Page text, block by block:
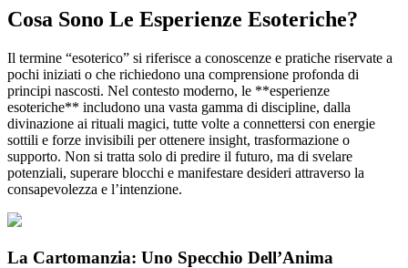
Cosa Sono Le Esperienze Esoteriche?
Il termine “esoterico” si riferisce a conoscenze e pratiche riservate a
pochi iniziati o che richiedono una comprensione profonda di
principi nascosti. Nel contesto moderno, le **esperienze
esoteriche** includono una vasta gamma di discipline, dalla
divinazione ai rituali magici, tutte volte a connettersi con energie
sottili e forze invisibili per ottenere insight, trasformazione o
supporto. Non si tratta solo di predire il futuro, ma di svelare
potenziali, superare blocchi e manifestare desideri attraverso la
consapevolezza e l’intenzione.
La Cartomanzia: Uno Specchio Dell’Anima